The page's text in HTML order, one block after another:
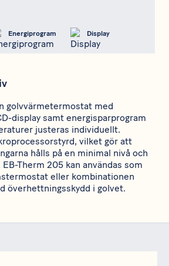
Energiprogram Display
golvvärmetermostat med
display samt energisparprogram
justeras individuellt.
vilket gör att
hålls på en minimal nivå och
Therm 205 kan användas som
eller kombinationen
överhettningsskydd i golvet.